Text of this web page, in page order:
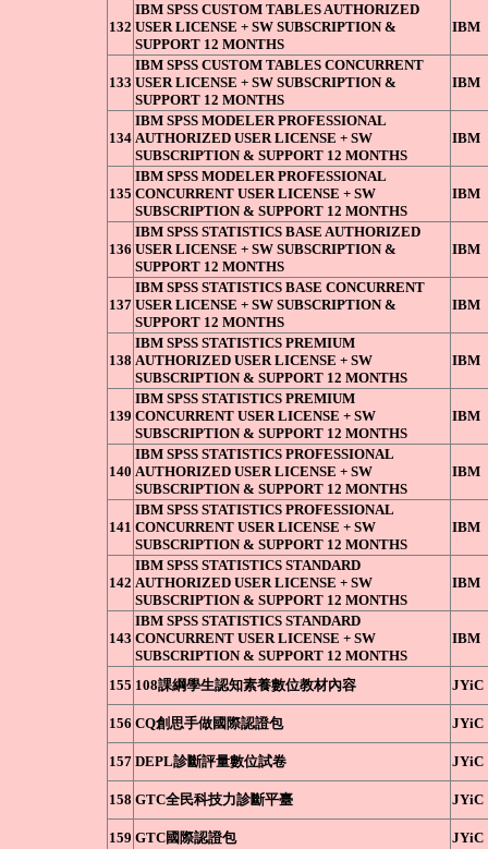
132
IBM SPSS CUSTOM TABLES AUTHORIZED
USER LICENSE + SW SUBSCRIPTION &
SUPPORT 12 MONTHS
IBM
133
IBM SPSS CUSTOM TABLES CONCURRENT
USER LICENSE + SW SUBSCRIPTION &
SUPPORT 12 MONTHS
IBM
134
IBM SPSS MODELER PROFESSIONAL
AUTHORIZED USER LICENSE + SW
SUBSCRIPTION & SUPPORT 12 MONTHS
IBM
135
IBM SPSS MODELER PROFESSIONAL
CONCURRENT USER LICENSE + SW
SUBSCRIPTION & SUPPORT 12 MONTHS
IBM
136
IBM SPSS STATISTICS BASE AUTHORIZED
USER LICENSE + SW SUBSCRIPTION &
SUPPORT 12 MONTHS
IBM
137
IBM SPSS STATISTICS BASE CONCURRENT
USER LICENSE + SW SUBSCRIPTION &
SUPPORT 12 MONTHS
IBM
138
IBM SPSS STATISTICS PREMIUM
AUTHORIZED USER LICENSE + SW
SUBSCRIPTION & SUPPORT 12 MONTHS
IBM
139
IBM SPSS STATISTICS PREMIUM
CONCURRENT USER LICENSE + SW
SUBSCRIPTION & SUPPORT 12 MONTHS
IBM
140
IBM SPSS STATISTICS PROFESSIONAL
AUTHORIZED USER LICENSE + SW
SUBSCRIPTION & SUPPORT 12 MONTHS
IBM
141
IBM SPSS STATISTICS PROFESSIONAL
CONCURRENT USER LICENSE + SW
SUBSCRIPTION & SUPPORT 12 MONTHS
IBM
142
IBM SPSS STATISTICS STANDARD
AUTHORIZED USER LICENSE + SW
SUBSCRIPTION & SUPPORT 12 MONTHS
IBM
143
IBM SPSS STATISTICS STANDARD
CONCURRENT USER LICENSE + SW
SUBSCRIPTION & SUPPORT 12 MONTHS
IBM
155 108課綱學生認知素養數位教材內容 JYiC
156 CQ創思手做國際認證包 JYiC
157 DEPL診斷評量數位試卷 JYiC
158 GTC全民科技力診斷平臺 JYiC
159 GTC國際認證包 JYiC